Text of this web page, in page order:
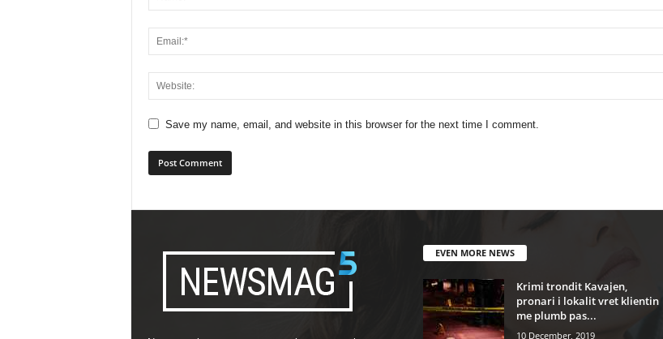
Save my name, email, and website in this browser for the next time I comment.
EVEN MORE NEWS
Krimi trondit Kavajen,
pronari i lokalit vret klientin
me plumb pas...
10 December, 2019